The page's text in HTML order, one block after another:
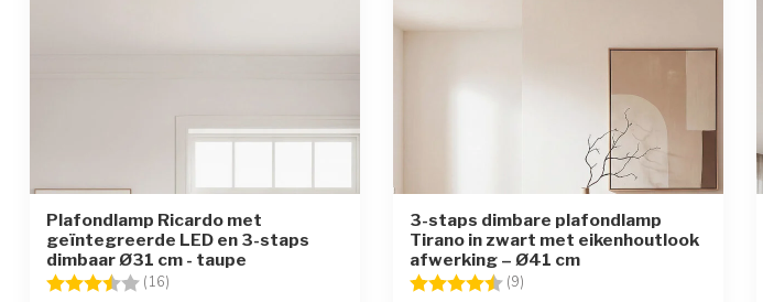
Plafondlamp Ricardo met
geïntegreerde LED en 3-staps
dimbaar Ø31 cm - taupe
Beoordeling: (16)
3-staps dimbare plafondlamp
Tirano in zwart met eikenhoutlook
afwerking – Ø41 cm
Beoordeling: (9)